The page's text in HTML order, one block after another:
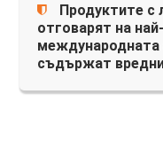
Продуктите с
отговарят на
международната
съдържат